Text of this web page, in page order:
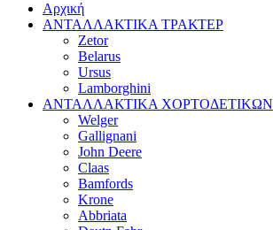
Αρχική
ΑΝΤΑΛΛΑΚΤΙΚΑ ΤΡΑΚΤΕΡ
Zetor
Belarus
Ursus
Lamborghini
ΑΝΤΑΛΛΑΚΤΙΚΑ ΧΟΡΤΟΔΕΤΙΚΩΝ
Welger
Gallignani
John Deere
Claas
Bamfords
Krone
Abbriata